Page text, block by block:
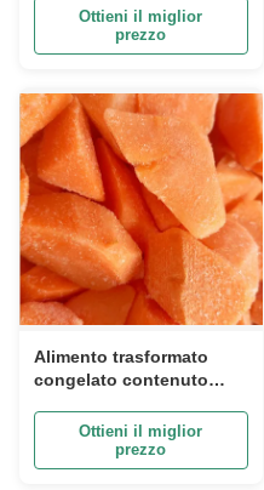
complete della verdura
fresca delle carote
Ottieni il miglior
prezzo
Alimento trasformato
congelato contenuto
fresca di congelamento
delle carote IQF
Ottieni il miglior
prezzo